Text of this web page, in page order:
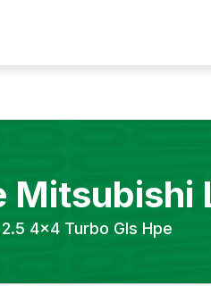
Mitsubishi
4x4 Turbo Gls Hpe